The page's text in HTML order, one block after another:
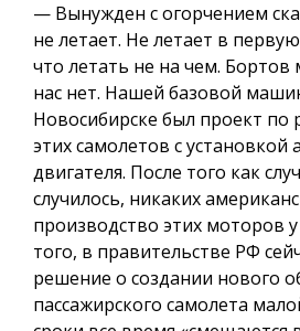
— Вынужден с огорчением
не летает. Не летает в
что летать не на чем.
нас нет. Нашей базовой
Новосибирске был проект по
этих самолетов с установкой
двигателя. После того как
случилось, никаких
производство этих моторов
того, в правительстве РФ
решение о создании нового
пассажирского самолета